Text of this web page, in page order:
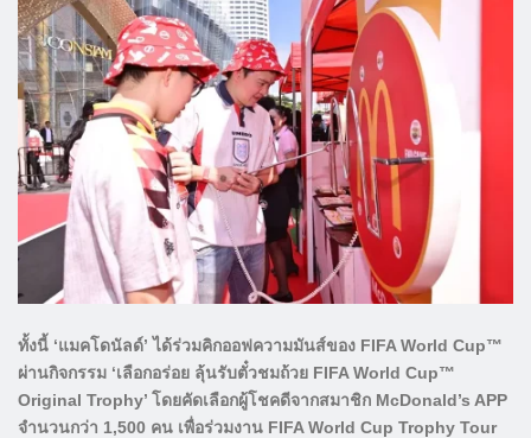
ทั้งนี้ ‘แมคโดนัลด์’ ได้ร่วมคิกออฟความมันส์ของ FIFA World Cup™
ผ่านกิจกรรม ‘เลือกอร่อย ลุ้นรับตั๋วชมถ้วย FIFA World Cup™
Original Trophy’ โดยคัดเลือกผู้โชคดีจากสมาชิก McDonald’s APP
จำนวนกว่า 1,500 คน เพื่อร่วมงาน FIFA World Cup Trophy Tour